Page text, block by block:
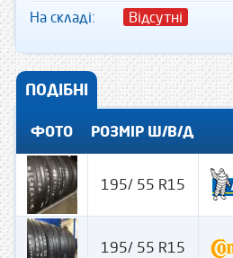
На складі: Відсутні
ПОДІБНІ
ФОТО РОЗМІР Ш/В/Д
195/ 55 R15
195/ 55 R15